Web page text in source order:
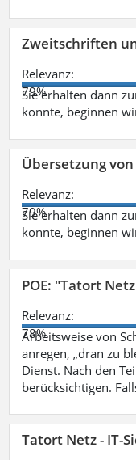
Zweitschriften
Relevanz:
79%
Sie erhalten dann
konnte, beginnen
Übersetzung
Relevanz:
79%
Sie erhalten dann
konnte, beginnen
POE: "Tatort
Relevanz:
78%
Arbeitsweise von
anregen, „dran zu
Dienst. Nach den
berücksichtigen.
Tatort Netz - IT-